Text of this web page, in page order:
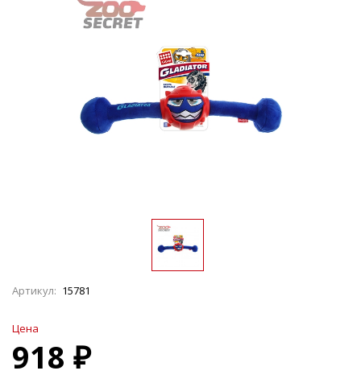
Артикул: 15781
Цена
918 ₽